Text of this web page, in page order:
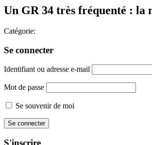
Un GR 34 très fréquenté : la
Catégorie:
Se connecter
Identifiant ou adresse e-mail
Mot de passe
Se souvenir de moi
S'inscrire